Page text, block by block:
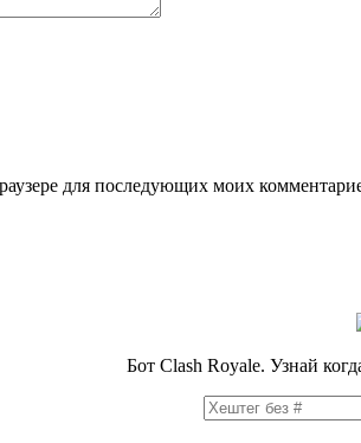
для последующих моих
Бот Clash Royale. Узнай